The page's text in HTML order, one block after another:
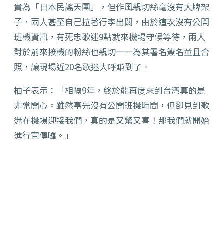
貴為「日本民謠天團」，但作風親切絲毫沒有大牌架
子，兩人甚至自己拉著行李出關，由於這次沒有公開
班機資訊，有死忠歌迷9點就來機場守候等待，兩人
對於前來接機的粉絲也親切一一為其署名簽名並且合
照，讓現場近20名歌迷大呼賺到了。
柚子表示：「相隔9年，終於能再度來到台灣真的是
非常開心。雖然事先沒有公開班機時間，但卻見到歌
迷在機場迎接我們，真的是又驚又喜！那我們就開始
進行宣傳囉。」